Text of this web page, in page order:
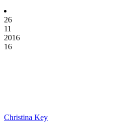
26
11
2016
16
Christina Key